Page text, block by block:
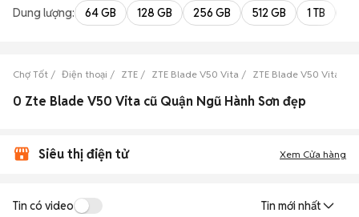
Dung lượng: 64 GB 128 GB 256 GB 512 GB 1 TB
Chợ Tốt Điện thoại ZTE ZTE Blade V50 Vita ZTE Blade V50 Vita Đà
0 Zte Blade V50 Vita cũ Quận Ngũ Hành Sơn đẹp
Siêu thị điện tử Xem Cửa hàng
Tin có video Tin mới nhất